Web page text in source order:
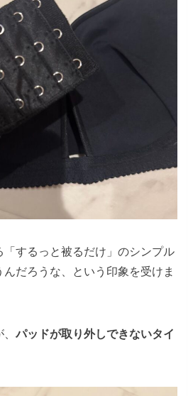
「するっと被るだけ」のシンプル
だろうな、という印象を受けま
、パッドが取り外しできないタイ